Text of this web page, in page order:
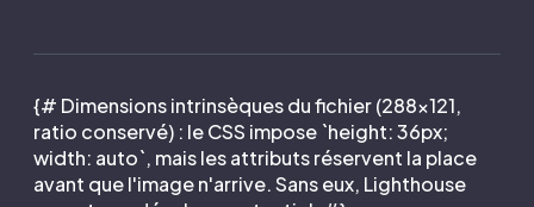
{# Dimensions intrinsèques du fichier (288×121,
ratio conservé) : le CSS impose `height: 36px;
width: auto`, mais les attributs réservent la place
avant que l'image n'arrive. Sans eux, Lighthouse